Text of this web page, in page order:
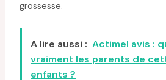
grossesse.
A lire aussi : Actimel avis :
vraiment les parents de
enfants ?